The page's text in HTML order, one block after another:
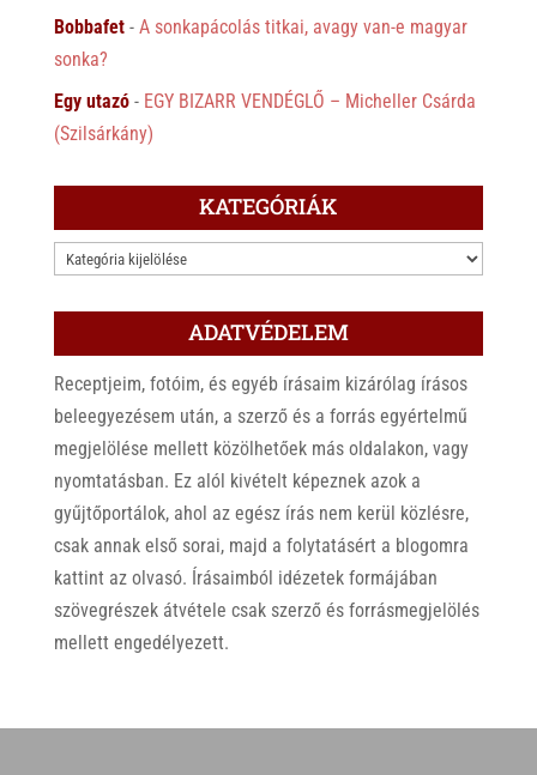
Bobbafet- A sonkapácolás titkai, avagy van-e magyar
sonka?
Egy utazó- EGY BIZARR VENDÉGLŐ – Micheller Csárda
(Szilsárkány)
KATEGÓRIÁK
KATEGÓRIÁK
ADATVÉDELEM
Receptjeim, fotóim, és egyéb írásaim kizárólag írásos
beleegyezésem után, a szerző és a forrás egyértelmű
megjelölése mellett közölhetőek más oldalakon, vagy
nyomtatásban. Ez alól kivételt képeznek azok a
gyűjtőportálok, ahol az egész írás nem kerül közlésre,
csak annak első sorai, majd a folytatásért a blogomra
kattint az olvasó. Írásaimból idézetek formájában
szövegrészek átvétele csak szerző és forrásmegjelölés
mellett engedélyezett.